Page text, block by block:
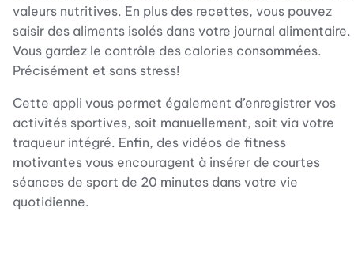
valeurs nutritives. En plus des recettes, vous pouvez
saisir des aliments isolés dans votre journal alimentaire.
Vous gardez le contrôle des calories consommées.
Précisément et sans stress!
Cette appli vous permet également d’enregistrer vos
activités sportives, soit manuellement, soit via votre
traqueur intégré. Enfin, des vidéos de fitness
motivantes vous encouragent à insérer de courtes
séances de sport de 20 minutes dans votre vie
quotidienne.